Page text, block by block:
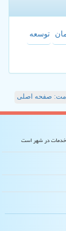
توسعه
صفحه اصلی
خدمات در شهر است